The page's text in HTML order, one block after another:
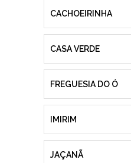
CACHOEIRINHA
CASA VERDE
FREGUESIA DO Ó
IMIRIM
JAÇANÃ